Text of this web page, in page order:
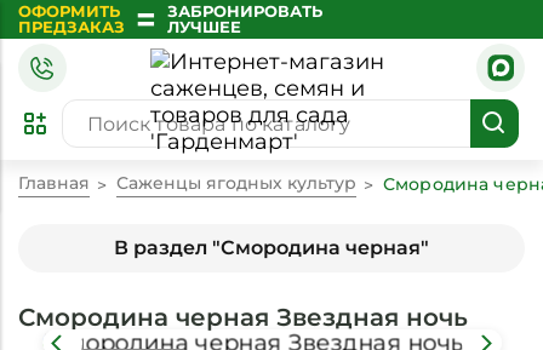
ОФОРМИТЬ
ПРЕДЗАКАЗ
=
ЗАБРОНИРОВАТЬ
ЛУЧШЕЕ
Главная Саженцы ягодных культур Смородина
В раздел "Смородина черная"
Смородина черная Звездная ночь